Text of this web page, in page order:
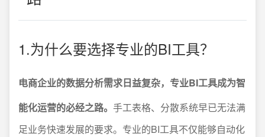
1.为什么要选择专业的BI工具？
电商企业的数据分析需求日益复杂，专业BI工具成为智
能化运营的必经之路。 手工表格、分散系统早已无法满
足业务快速发展的要求。专业的BI工具不仅能够自动化